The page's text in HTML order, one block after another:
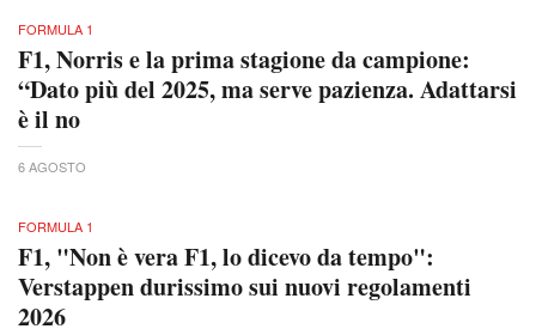
FORMULA 1
F1, Norris e la prima stagione da campione:
“Dato più del 2025, ma serve pazienza. Adattarsi
è il no
6 AGOSTO
FORMULA 1
F1, "Non è vera F1, lo dicevo da tempo":
Verstappen durissimo sui nuovi regolamenti
2026